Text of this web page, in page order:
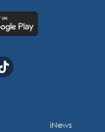
iNews